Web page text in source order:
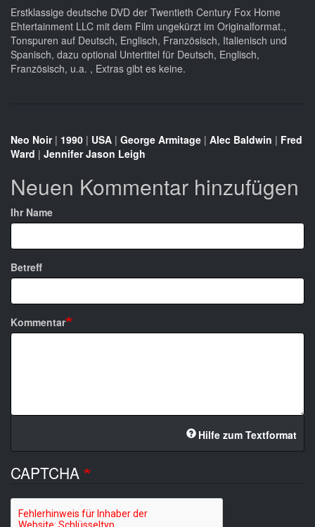
Erstklassige deutsche DVD der Twentieth Century Fox Home
Ehtertainment LLC mit dem Film ungekürzt im Originalformat.,
Tonspuren auf Deutsch, Englisch, Französisch, Italienisch und
Spanisch, dazu optional Untertitel für Deutsch, Englisch,
Französisch, u.a. , Extras gibt es keine.
Neo Noir| 1990 | USA | George Armitage | Alec Baldwin | Fred
Ward | Jennifer Jason Leigh
Neuen Kommentar hinzufügen
Ihr Name
Betreff
Kommentar
Hilfe zum Textformat
CAPTCHA